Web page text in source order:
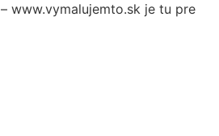
– www.vymalujemto.sk je tu pre